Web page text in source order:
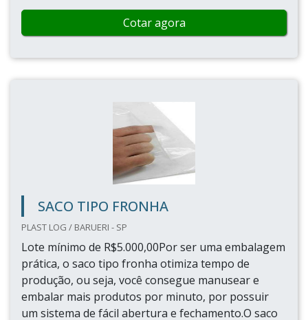
Cotar agora
SACO TIPO FRONHA
PLAST LOG / BARUERI - SP
Lote mínimo de R$5.000,00Por ser uma embalagem
prática, o saco tipo fronha otimiza tempo de
produção, ou seja, você consegue manusear e
embalar mais produtos por minuto, por possuir
um sistema de fácil abertura e fechamento.O saco